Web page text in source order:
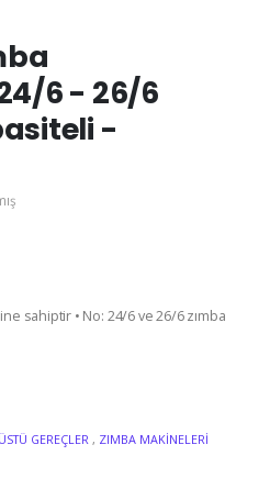
6 - 26/6
-
sahiptir • No: 24/6 ve 26/6 zımba
GEREÇLER , ZIMBA MAKINELERI